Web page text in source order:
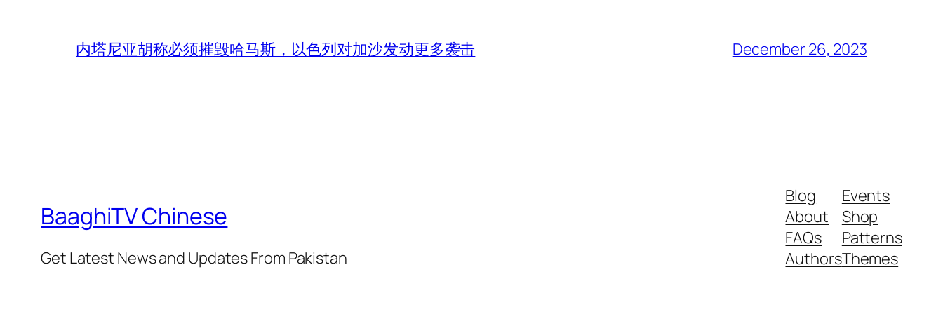
内塔尼亚胡称必须摧毁哈马斯，以色列对加沙发动更多袭击 December 26, 2023
BaaghiTV Chinese
Get Latest News and Updates From Pakistan
Blog
About
FAQs
Authors
Events
Shop
Patterns
Themes